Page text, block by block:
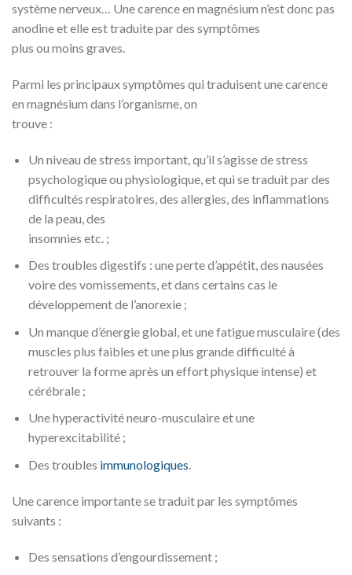
système nerveux… Une carence en magnésium n’est donc pas
anodine et elle est traduite par des symptômes
plus ou moins graves.
Parmi les principaux symptômes qui traduisent une carence
en magnésium dans l’organisme, on
trouve :
Un niveau de stress important, qu’il s’agisse de stress
psychologique ou physiologique, et qui se traduit par des
difficultés respiratoires, des allergies, des inflammations
de la peau, des
insomnies etc. ;
Des troubles digestifs : une perte d’appétit, des nausées
voire des vomissements, et dans certains cas le
développement de l’anorexie ;
Un manque d’énergie global, et une fatigue musculaire (des
muscles plus faibles et une plus grande difficulté à
retrouver la forme après un effort physique intense) et
cérébrale ;
Une hyperactivité neuro-musculaire et une
hyperexcitabilité ;
Des troubles immunologiques.
Une carence importante se traduit par les symptômes
suivants :
Des sensations d’engourdissement ;